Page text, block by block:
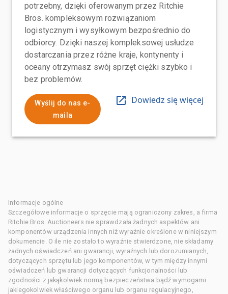
potrzebny, dzięki oferowanym przez Ritchie
Bros. kompleksowym rozwiązaniom
logistycznym i wysyłkowym bezpośrednio do
odbiorcy. Dzięki naszej kompleksowej usłudze
dostarczania przez różne kraje, kontynenty i
oceany otrzymasz swój sprzęt ciężki szybko i
bez problemów.
Wyślij do nas e-
maila
Dowiedz się więcej
Informacje ogólne
Szczegółowe informacje o sprzęcie mają ograniczony zakres, a firma
Ritchie Bros. Auctioneers nie sprawdzała żadnych aspektów ani
komponentów urządzenia innych niż wyraźnie określone w niniejszym
dokumencie. O ile nie zostało to wyraźnie stwierdzone, nie składamy
żadnych oświadczeń ani gwarancji, wyraźnych lub dorozumianych,
dotyczących sprzętu lub jego komponentów, w tym między innymi
oświadczeń lub gwarancji dotyczących funkcjonalności lub
zgodności z jakąkolwiek normą bezpieczeństwa bądź wymogami
jakiegokolwiek właściwego organu lub organu regulacyjnego,